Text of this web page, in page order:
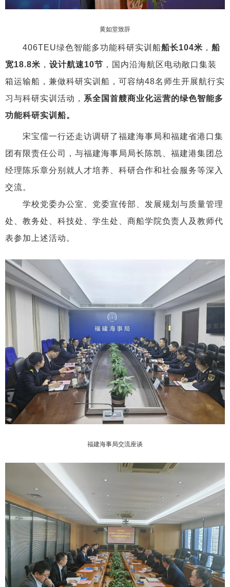
黄如堂致辞
406TEU绿色智能多功能科研实训船船长104米 ， 船
宽18.8米 ， 设计航速10节 ，国内沿海航区电动敞口集装
箱运输船，兼做科研实训船，可容纳48名师生开展航行实
习与科研实训活动， 系全国首艘商业化运营的绿色智能多
功能科研实训船。
宋宝儒一行还走访调研了福建海事局和福建省港口集
团有限责任公司，与福建海事局局长陈凯、福建港集团总
经理陈乐章分别就人才培养、科研合作和社会服务等深入
交流。
学校党委办公室、党委宣传部、发展规划与质量管理
处、教务处、科技处、学生处、商船学院负责人及教师代
表参加上述活动。
福建海事局交流座谈